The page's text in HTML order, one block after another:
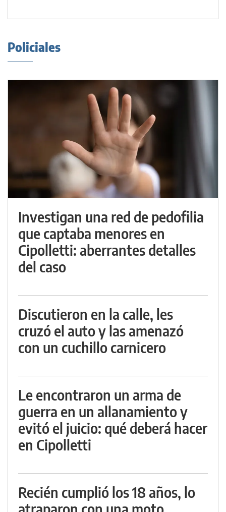
Policiales
Investigan una red de pedofilia
que captaba menores en
Cipolletti: aberrantes detalles
del caso
Discutieron en la calle, les
cruzó el auto y las amenazó
con un cuchillo carnicero
Le encontraron un arma de
guerra en un allanamiento y
evitó el juicio: qué deberá hacer
en Cipolletti
Recién cumplió los 18 años, lo